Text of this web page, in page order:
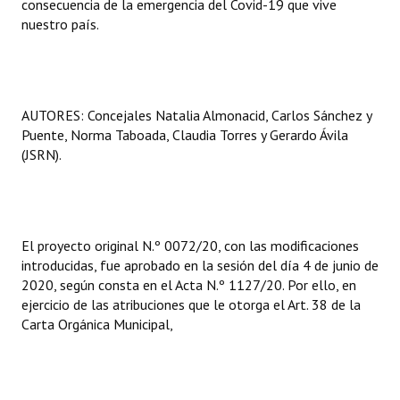
consecuencia de la emergencia del Covid-19 que vive
nuestro país.
AUTORES: Concejales Natalia Almonacid, Carlos Sánchez y
Puente, Norma Taboada, Claudia Torres y Gerardo Ávila
(JSRN).
El proyecto original N.º 0072/20, con las modificaciones
introducidas, fue aprobado en la sesión del día 4 de junio de
2020, según consta en el Acta N.º 1127/20. Por ello, en
ejercicio de las atribuciones que le otorga el Art. 38 de la
Carta Orgánica Municipal,